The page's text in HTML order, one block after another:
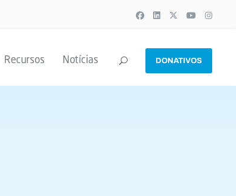
Recursos Notícias DONATIVOS